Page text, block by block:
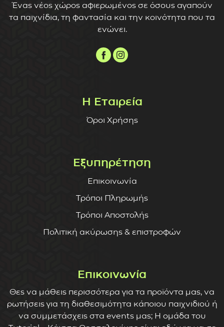
Ένας νέος χώρος αφιερωμένος σε όσους αγαπούν
τα παιχνίδια, τη φαντασία και την κοινότητα που τα
ενώνει.
Η Εταιρεία
Όροι Χρήσης
Εξυπηρέτηση
Επικοινωνία
Τρόποι Πληρωμής
Τρόποι Αποστολής
Πολιτική ακύρωσης & επιστροφών
Επικοινωνία
Θες να μάθεις περισσότερα για τα προϊόντα μας, να
ρωτήσεις για τη διαθεσιμότητα κάποιου παιχνιδιού ή
να συμμετάσχεις στα events μας; Η ομάδα του